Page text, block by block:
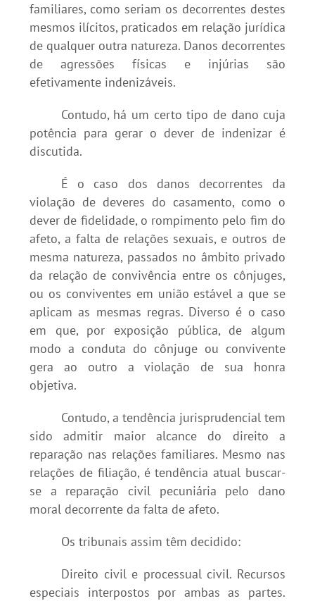
familiares, como seriam os decorrentes destes
mesmos ilícitos, praticados em relação jurídica
de qualquer outra natureza. Danos decorrentes
de agressões físicas e injúrias são
efetivamente indenizáveis.
Contudo, há um certo tipo de dano cuja
potência para gerar o dever de indenizar é
discutida.
É o caso dos danos decorrentes da
violação de deveres do casamento, como o
dever de fidelidade, o rompimento pelo fim do
afeto, a falta de relações sexuais, e outros de
mesma natureza, passados no âmbito privado
da relação de convivência entre os cônjuges,
ou os conviventes em união estável a que se
aplicam as mesmas regras. Diverso é o caso
em que, por exposição pública, de algum
modo a conduta do cônjuge ou convivente
gera ao outro a violação de sua honra
objetiva.
Contudo, a tendência jurisprudencial tem
sido admitir maior alcance do direito a
reparação nas relações familiares. Mesmo nas
relações de filiação, é tendência atual buscar-
se a reparação civil pecuniária pelo dano
moral decorrente da falta de afeto.
Os tribunais assim têm decidido:
Direito civil e processual civil. Recursos
especiais interpostos por ambas as partes.